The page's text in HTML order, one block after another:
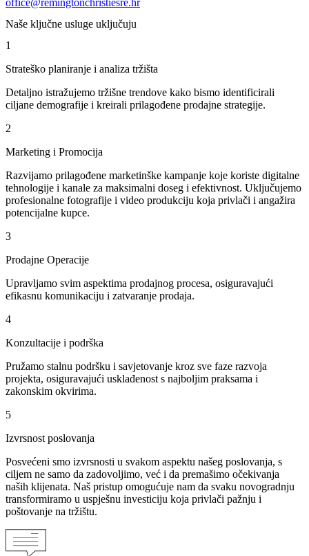
office@remingtonchristiesre.hr
Naše ključne usluge uključuju
1
Strateško planiranje i analiza tržišta
Detaljno istražujemo tržišne trendove kako bismo identificirali
ciljane demografije i kreirali prilagođene prodajne strategije.
2
Marketing i Promocija
Razvijamo prilagođene marketinške kampanje koje koriste digitalne
tehnologije i kanale za maksimalni doseg i efektivnost. Uključujemo
profesionalne fotografije i video produkciju koja privlači i angažira
potencijalne kupce.
3
Prodajne Operacije
Upravljamo svim aspektima prodajnog procesa, osiguravajući
efikasnu komunikaciju i zatvaranje prodaja.
4
Konzultacije i podrška
Pružamo stalnu podršku i savjetovanje kroz sve faze razvoja
projekta, osiguravajući usklađenost s najboljim praksama i
zakonskim okvirima.
5
Izvrsnost poslovanja
Posvećeni smo izvrsnosti u svakom aspektu našeg poslovanja, s
ciljem ne samo da zadovoljimo, već i da premašimo očekivanja
naših klijenata. Naš pristup omogućuje nam da svaku novogradnju
transformiramo u uspješnu investiciju koja privlači pažnju i
poštovanje na tržištu.